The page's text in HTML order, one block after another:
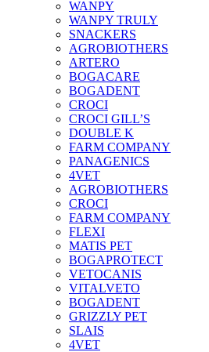
WANPY
WANPY TRULY
SNACKERS
AGROBIOTHERS
ARTERO
BOGACARE
BOGADENT
CROCI
CROCI GILL’S
DOUBLE K
FARM COMPANY
PANAGENICS
4VET
AGROBIOTHERS
CROCI
FARM COMPANY
FLEXI
MATIS PET
BOGAPROTECT
VETOCANIS
VITALVETO
BOGADENT
GRIZZLY PET
SLAIS
4VET